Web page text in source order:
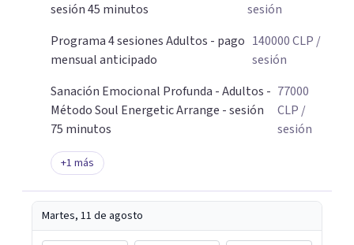
sesión 45 minutos
sesión
Programa 4 sesiones Adultos - pago
mensual anticipado
140000CLP /
sesión
Sanación Emocional Profunda - Adultos -
Método Soul Energetic Arrange - sesión
75 minutos
77000
CLP /
sesión
+1 más
Martes, 11 de agosto